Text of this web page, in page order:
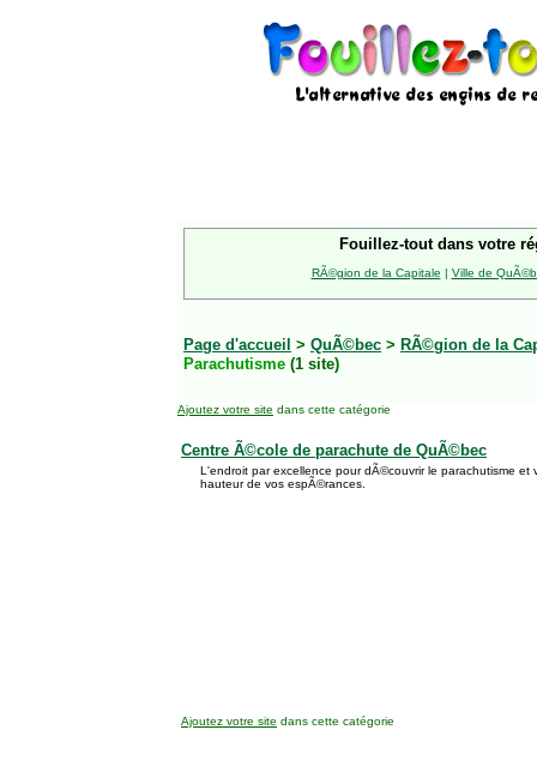
Fouillez-tout dans votre
RÃ©gion de la Capitale | Ville de
Page d'accueil > QuÃ©bec > RÃ©gion de la
Parachutisme (1 site)
Ajoutez votre site dans cette catégorie
Centre Ã©cole de parachute de QuÃ©bec
L'endroit par excellence pour dÃ©couvrir le parachutisme
hauteur de vos espÃ©rances.
Ajoutez votre site dans cette catégorie